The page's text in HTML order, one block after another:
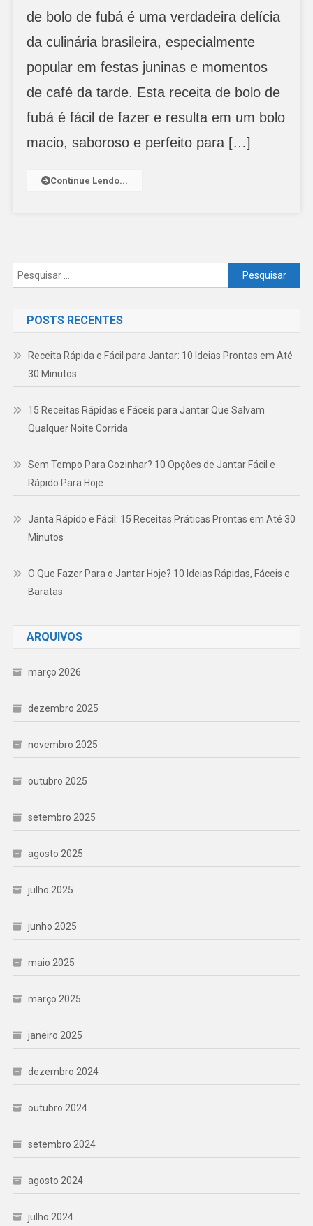
Fubá
de bolo de fubá é uma verdadeira delícia
da culinária brasileira, especialmente
popular em festas juninas e momentos
de café da tarde. Esta receita de bolo de
fubá é fácil de fazer e resulta em um bolo
macio, saboroso e perfeito para […]
Continue Lendo...
Pesquisar
por:
POSTS RECENTES
Receita Rápida e Fácil para Jantar: 10 Ideias Prontas em Até
30 Minutos
15 Receitas Rápidas e Fáceis para Jantar Que Salvam
Qualquer Noite Corrida
Sem Tempo Para Cozinhar? 10 Opções de Jantar Fácil e
Rápido Para Hoje
Janta Rápido e Fácil: 15 Receitas Práticas Prontas em Até 30
Minutos
O Que Fazer Para o Jantar Hoje? 10 Ideias Rápidas, Fáceis e
Baratas
ARQUIVOS
março 2026
dezembro 2025
novembro 2025
outubro 2025
setembro 2025
agosto 2025
julho 2025
junho 2025
maio 2025
março 2025
janeiro 2025
dezembro 2024
outubro 2024
setembro 2024
agosto 2024
julho 2024